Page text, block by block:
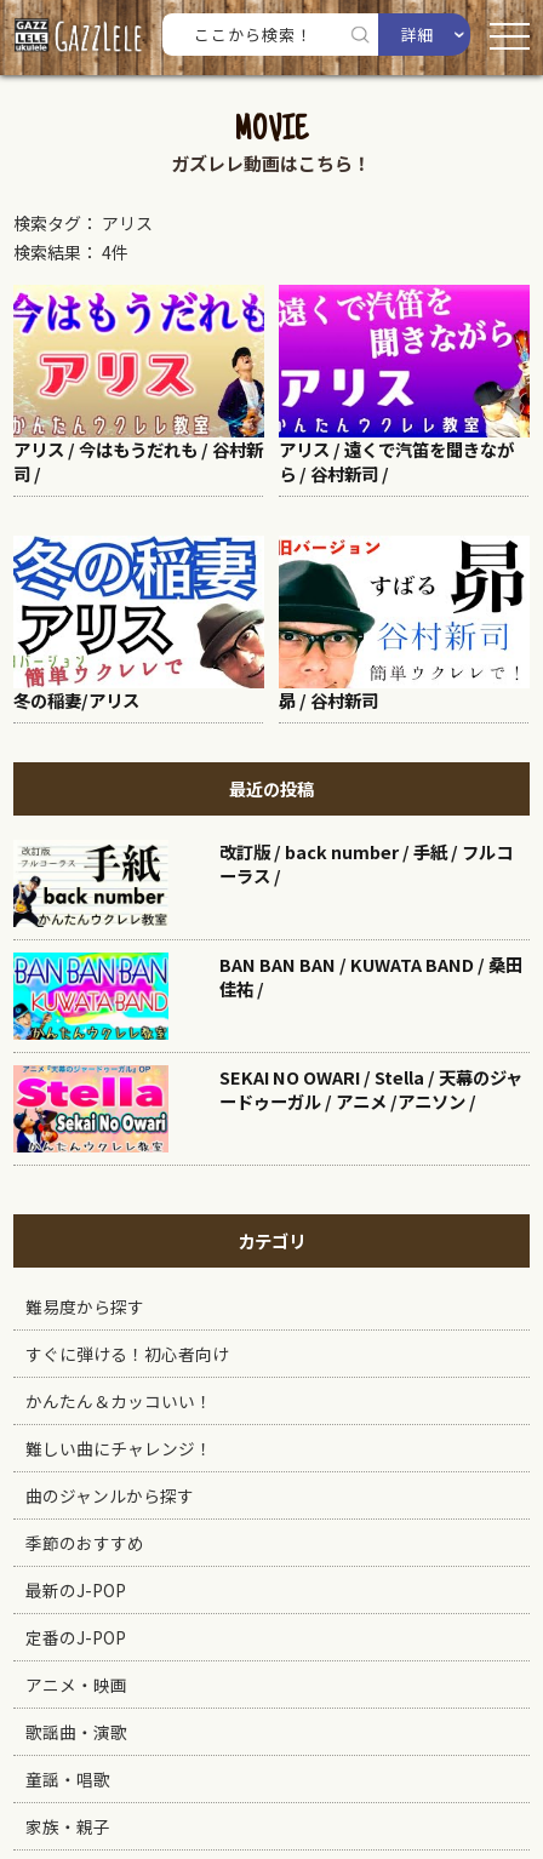
詳細
MOVIE
ガズレレ動画はこちら！
検索タグ： アリス
検索結果： 4件
アリス / 今はもうだれも / 谷村新
司 /
アリス / 遠くで汽笛を聞きなが
ら / 谷村新司 /
冬の稲妻/アリス 昴 / 谷村新司
最近の投稿
改訂版 / back number / 手紙 / フルコ
ーラス /
BAN BAN BAN / KUWATA BAND / 桑田
佳祐 /
SEKAI NO OWARI / Stella / 天幕のジャ
ードゥーガル / アニメ /アニソン /
カテゴリ
難易度から探す
すぐに弾ける！初心者向け
かんたん＆カッコいい！
難しい曲にチャレンジ！
曲のジャンルから探す
季節のおすすめ
最新のJ-POP
定番のJ-POP
アニメ・映画
歌謡曲・演歌
童謡・唱歌
家族・親子